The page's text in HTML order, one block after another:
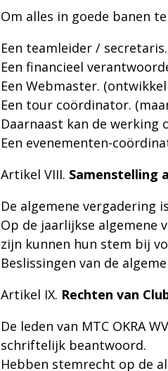
Om alles in goede banen
Een teamleider / secretaris.
Een financieel
Een Webmaster.
Een tour coördinator.
Daarnaast kan de werking
Een evenementen-
Artikel VIII. Samenstelling
De algemene vergadering
Op de jaarlijkse algemene
zijn kunnen hun stem bij
Beslissingen van de
Artikel IX. Rechten van
De leden van MTC OKRA
schriftelijk beantwoord.
Hebben stemrecht op de